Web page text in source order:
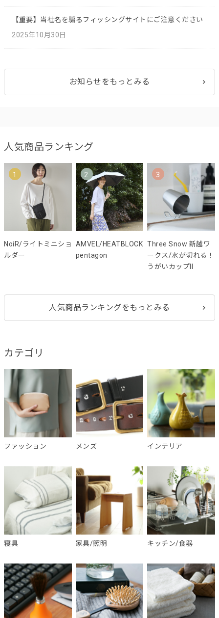
【重要】当社名を騙るフィッシングサイトにご注意ください
2025年10月30日
お知らせをもっとみる
人気商品ランキング
1
NoiR/ライトミニショ
ルダー
2
AMVEL/HEATBLOCK
pentagon
3
Three Snow 新越ワ
ークス/水が切れる！
うがいカップII
人気商品ランキングをもっとみる
カテゴリ
ファッション メンズ インテリア
寝具 家具/照明 キッチン/食器